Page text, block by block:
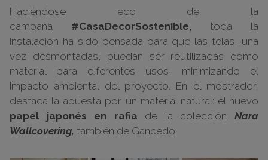
Haciéndose eco de la
campaña #CasaDecorSostenible, toda la
instalación ha sido pensada para que las telas, una
vez desmontadas, puedan ser reutilizadas como
material para diferentes usos, minimizando el
impacto ambiental del proyecto. En el mostrador,
destaca la apuesta por un material natural: el nuevo
papel japonés en rafia de la colecciónNara
Wallcovering, también de Gancedo.